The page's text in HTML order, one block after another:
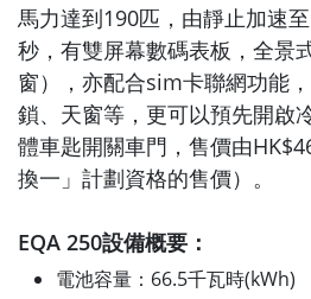
馬力達到190匹，由靜止加速
秒，有雙屏幕數碼表板，全景
窗），亦配合sim卡聯網功能
鎖、天窗等，更可以預先開啟
體車匙開關車門，售價由
換一」計劃資格的售價）。
EQA 250設備概要：
電池容量：66.5千瓦時(kWh)